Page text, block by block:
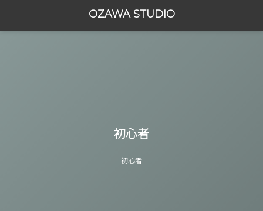
OZAWA STUDIO
初心者
初心者